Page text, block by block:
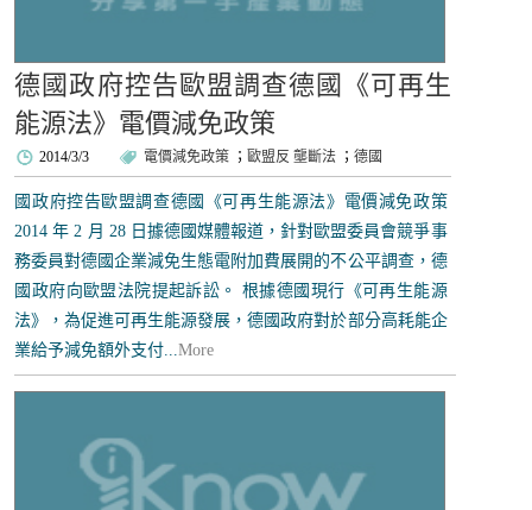
德國政府控告歐盟調查德國《可再生
能源法》電價減免政策
2014/3/3 電價減免政策 ； 歐盟反 壟斷法 ；德國
國政府控告歐盟調查德國《可再生能源法》電價減免政策
2014 年 2 月 28 日據德國媒體報道，針對歐盟委員會競爭事
務委員對德國企業減免生態電附加費展開的不公平調查，德
國政府向歐盟法院提起訴訟。 根據德國現行《可再生能源
法》，為促進可再生能源發展，德國政府對於部分高耗能企
業給予減免額外支付...More